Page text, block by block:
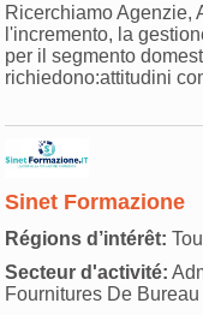
Ricerchiamo Agenzie,
l'incremento, la
per il segmento
richiedono:attitudini
Sinet Formazione
Régions d’intérêt:
Secteur d'activité:
Fournitures De